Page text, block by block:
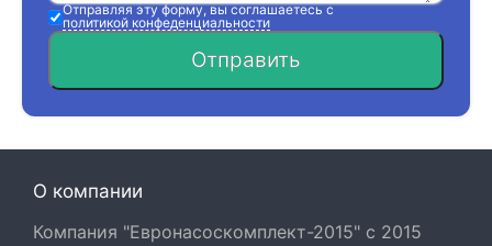
Отправляя эту форму, вы соглашаетесь с
политикой конфеденциальности
Отправить
О компании
Компания "Евронасоскомплект-2015" с 2015